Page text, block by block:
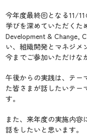
今年度最終回となる11/
学びを深めていただくた
Development & Change,
い、組織開発とマネジメ
今までご参加いただけな
午後からの実践は、テー
た皆さまが話したいテー
す。
また、来年度の実施内
話をしたいと思います。